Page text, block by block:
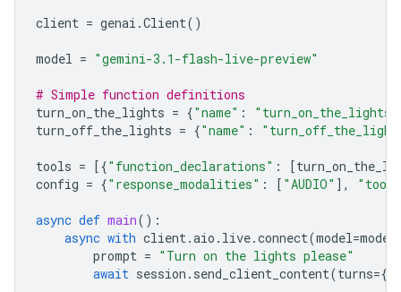
client = genai .Client()
model = "gemini-3.1-flash-live-preview"
# Simple function definitions
turn_on_the_lights = {"name" : "turn_on_the_lights"
turn_off_the_lights = {"name" :
tools = [{"function_declarations" : [
config = {"response_modalities" : [ "AUDIO" ],
async def main():
async with client.aio . live.connect(model=model
prompt = "Turn on the lights please"
await session . send_client_content(turns={